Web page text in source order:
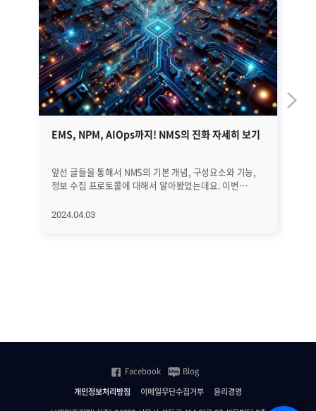
EMS, NPM, AIOps까지! NMS의 진화 자세히 보기
앞선 글들을 통해서 NMS의 기본 개념, 구성요소와 기능,
정보 수집 프로토콜에 대해서 알아봤었는데요. 이번
대해서 자세히 알아보겠습니다. EMS, NPM, 그리고
등장으로 네트워크 장비에서 데이터를 수집하고 이를 중앙
관리자들이 네트워크 장비의 상태를 실시간으로
모니터링하고 제어할 수 있게 됐습니다. [3] 네트워크 관리
플랫폼의 출현 (1990년대 중후반) 1990년대 후반부에는
2024.04.03
필
개인정보처리방침 이메일무단수집거부
윤리경영
Facebook Blog